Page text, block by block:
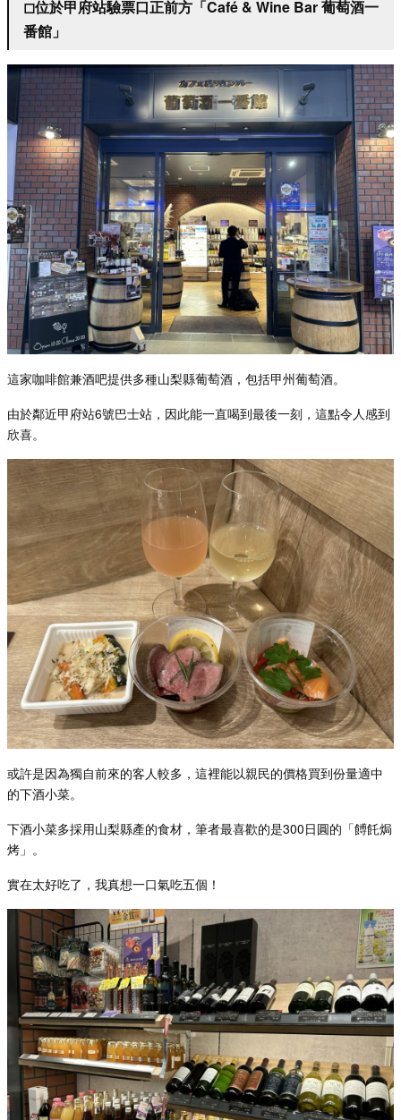
◻︎位於甲府站驗票口正前方「Café & Wine Bar 葡萄酒一
番館」
這家咖啡館兼酒吧提供多種山梨縣葡萄酒，包括甲州葡萄酒。
由於鄰近甲府站6號巴士站，因此能一直喝到最後一刻，這點令人感到
欣喜。
或許是因為獨自前來的客人較多，這裡能以親民的價格買到份量適中
的下酒小菜。
下酒小菜多採用山梨縣產的食材，筆者最喜歡的是300日圓的「餺飥焗
烤」。
實在太好吃了，我真想一口氣吃五個！